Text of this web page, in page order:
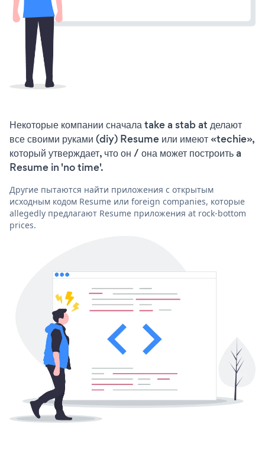
Некоторые компании сначала take a stab at делают
все своими руками (diy) Resume или имеют «techie»,
который утверждает, что он / она может построить a
Resume in 'no time'.
Другие пытаются найти приложения с открытым
исходным кодом Resume или foreign companies, которые
allegedly предлагают Resume приложения at rock-bottom
prices.